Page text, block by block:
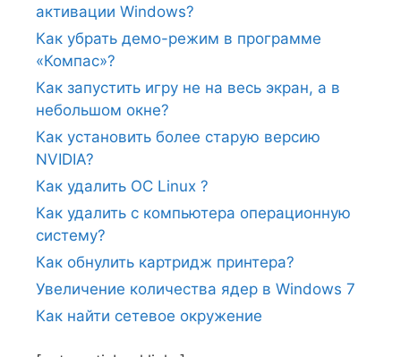
активации Windows?
Как убрать демо-режим в программе
«Компас»?
Как запустить игру не на весь экран, а в
небольшом окне?
Как установить более старую версию
NVIDIA?
Как удалить ОС Linux ?
Как удалить с компьютера операционную
систему?
Как обнулить картридж принтера?
Увеличение количества ядер в Windows 7
Как найти сетевое окружение